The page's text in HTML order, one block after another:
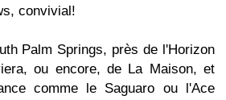
convivial!
Palm Springs, près de l'Horizon
ou encore, de La Maison, et
comme le Saguaro ou l'Ace